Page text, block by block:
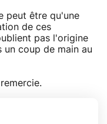
peut être qu'une
de ces
pas l'origine
coup de main au